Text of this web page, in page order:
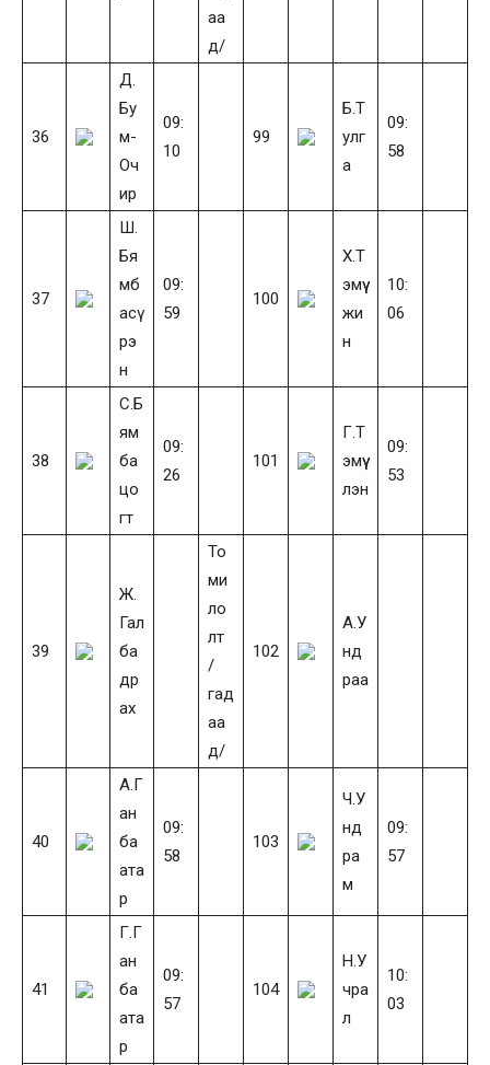
аа
д/
36
Д.
Бу
м-
Оч
ир
09:
10
99
Б.Т
улг
а
09:
58
37
Ш.
Бя
мб
асү
рэ
н
09:
59
100
Х.Т
эмүү
жи
н
10:
06
38
С.Б
ям
ба
цо
гт
09:
26
101
Г.Т
эмүү
лэн
09:
53
39
Ж.
Гал
ба
др
ах
То
ми
ло
лт
/
гад
аа
д/
102
А.У
нд
раа
40
А.Г
ан
ба
ата
р
09:
58
103
Ч.У
нд
ра
м
09:
57
41
Г.Г
ан
ба
ата
р
09:
57
104
Н.У
чра
л
10:
03